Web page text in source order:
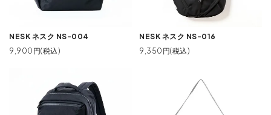
NESK ネスク NS-004
9,900円(税込)
NESK ネスク NS-016
9,350円(税込)